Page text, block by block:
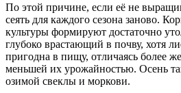
По этой причине, если её не
сеять для каждого сезона заново.
культуры формируют достаточно
глубоко врастающий в почву, хотя
пригодна в пищу, отличаясь более
меньшей их урожайностью. Осень
озимой свеклы и моркови.